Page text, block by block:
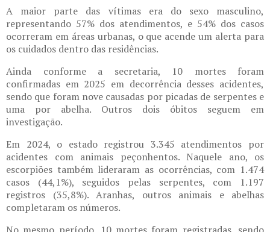
A maior parte das vítimas era do sexo masculino,
representando 57% dos atendimentos, e 54% dos casos
ocorreram em áreas urbanas, o que acende um alerta para
os cuidados dentro das residências.
Ainda conforme a secretaria, 10 mortes foram
confirmadas em 2025 em decorrência desses acidentes,
sendo que foram nove causadas por picadas de serpentes e
uma por abelha. Outros dois óbitos seguem em
investigação.
Em 2024, o estado registrou 3.345 atendimentos por
acidentes com animais peçonhentos. Naquele ano, os
escorpiões também lideraram as ocorrências, com 1.474
casos (44,1%), seguidos pelas serpentes, com 1.197
registros (35,8%). Aranhas, outros animais e abelhas
completaram os números.